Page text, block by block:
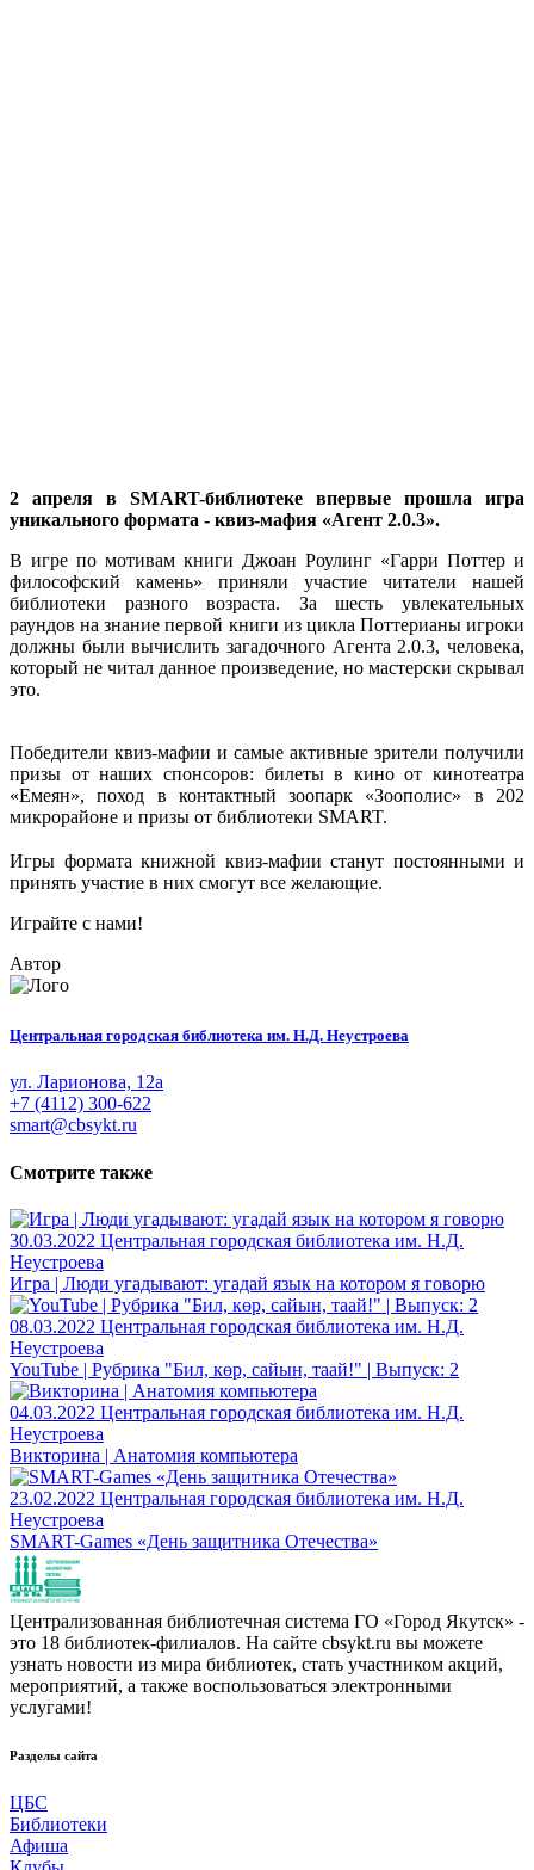
2 апреля в SMART-библиотеке впервые прошла игра
уникального формата - квиз-мафия «Агент 2.0.3».
В игре по мотивам книги Джоан Роулинг «Гарри Поттер и
философский камень» приняли участие читатели нашей
библиотеки разного возраста. За шесть увлекательных
раундов на знание первой книги из цикла Поттерианы игроки
должны были вычислить загадочного Агента 2.0.3, человека,
который не читал данное произведение, но мастерски скрывал
это.
Победители квиз-мафии и самые активные зрители получили
призы от наших спонсоров: билеты в кино от кинотеатра
«Емеян», поход в контактный зоопарк «Зоополис» в 202
микрорайоне и призы от библиотеки SMART.
Игры формата книжной квиз-мафии станут постоянными и
принять участие в них смогут все желающие.
Играйте с нами!
Автор
Центральная городская библиотека им. Н.Д. Неустроева
ул. Ларионова, 12а
+7 (4112) 300-622
smart@cbsykt.ru
Смотрите также
30.03.2022 Центральная городская библиотека им. Н.Д.
Неустроева
Игра | Люди угадывают: угадай язык на котором я говорю
08.03.2022 Центральная городская библиотека им. Н.Д.
Неустроева
YouTube | Рубрика "Бил, көр, сайын, таай!" | Выпуск: 2
04.03.2022 Центральная городская библиотека им. Н.Д.
Неустроева
Викторина | Анатомия компьютера
23.02.2022 Центральная городская библиотека им. Н.Д.
Неустроева
SMART-Games «День защитника Отечества»
Централизованная библиотечная система ГО «Город Якутск» -
это 18 библиотек-филиалов. На сайте cbsykt.ru вы можете
узнать новости из мира библиотек, стать участником акций,
мероприятий, а также воспользоваться электронными
услугами!
Разделы сайта
ЦБС
Библиотеки
Афиша